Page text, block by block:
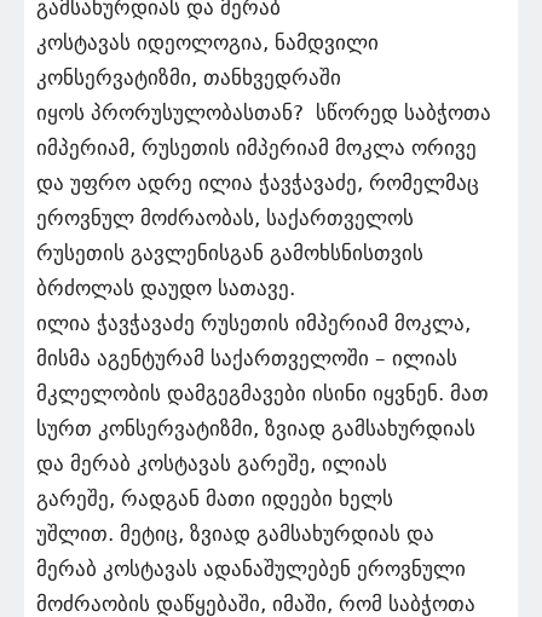
გამსახურდიას და მერაბ
კოსტავას იდეოლოგია, ნამდვილი
კონსერვატიზმი, თანხვედრაში
იყოს პრორუსულობასთან? სწორედ საბჭოთა
იმპერიამ, რუსეთის იმპერიამ მოკლა ორივე
და უფრო ადრე ილია ჭავჭავაძე, რომელმაც
ეროვნულ მოძრაობას, საქართველოს
რუსეთის გავლენისგან გამოხსნისთვის
ბრძოლას დაუდო სათავე.
ილია ჭავჭავაძე რუსეთის იმპერიამ მოკლა,
მისმა აგენტურამ საქართველოში – ილიას
მკლელობის დამგეგმავები ისინი იყვნენ. მათ
სურთ კონსერვატიზმი, ზვიად გამსახურდიას
და მერაბ კოსტავას გარეშე, ილიას
გარეშე, რადგან მათი იდეები ხელს
უშლით. მეტიც, ზვიად გამსახურდიას და
მერაბ კოსტავას ადანაშულებენ ეროვნული
მოძრაობის დაწყებაში, იმაში, რომ საბჭოთა